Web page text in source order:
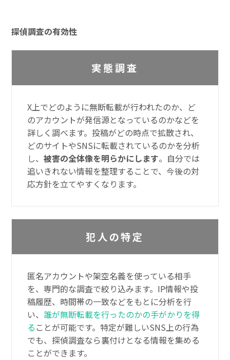
探偵調査の有効性
実態調査
X上でどのように無断転載が行われたのか、ど
のアカウントが発信源となっているのかなどを
詳しく調べます。投稿がどの時点で拡散され、
どのサイトやSNSに転載されているのかを分析
し、被害の全体像を明らかにします。自分では
追いきれない情報を整理することで、今後の対
応方針を立てやすくなります。
犯人の特定
匿名アカウントや架空名義を使っている相手
を、専門的な調査で絞り込みます。IP情報や投
稿履歴、時間帯の一致などをもとに分析を行
い、 誰が無断転載を行ったのかの手がかりを得
る ことが可能です。特定が難しいSNS上の行為
でも、探偵調査なら裏付けとなる情報を集める
ことができます。